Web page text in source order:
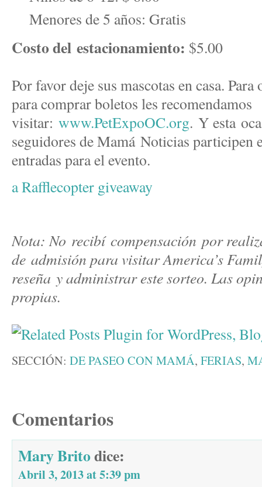
Menores de 5 años: Gratis
Costo del estacionamiento: $5.00
Por favor deje sus mascotas en casa.
para comprar boletos les recomendamos
visitar: www.PetExpoOC.org. Y esta
seguidores de MamáNoticias participen
entradas para el evento.
a Rafflecopter giveaway
Nota: No recibí compensación por
de admisión para visitar America’s
reseña y administrar este sorteo. Las
propias.
SECCIÓN: DE PASEO CON MAMÁ, FERIAS,
Comentarios
Mary Britodice:
Abril 3, 2013 at 5:39 pm